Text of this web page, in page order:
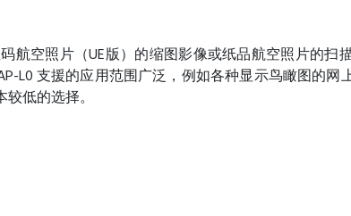
航空照片（UE版）的缩图影像或纸品航空照片的扫
L0 支援的应用范围广泛，例如各种显示鸟瞰图的
低的选择。